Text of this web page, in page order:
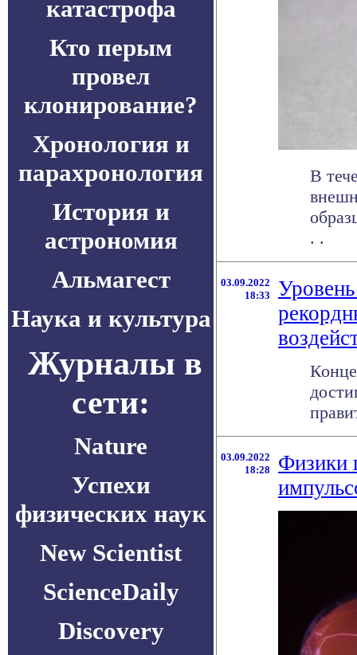
катастрофа
Кто перым
провел
клонирование?
Хронология и
парахронология
История и
астрономия
Альмагест
Наука и культура
Журналы в
сети:
Nature
Успехи
физических наук
New Scientist
ScienceDaily
Discovery
В
. .
03.09.2022
18:33
03.09.2022
18:28
Физики